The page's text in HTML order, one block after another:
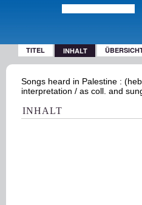
TITEL INHALT
Songs heard in Palestine :
interpretation / as coll. and
INHALT